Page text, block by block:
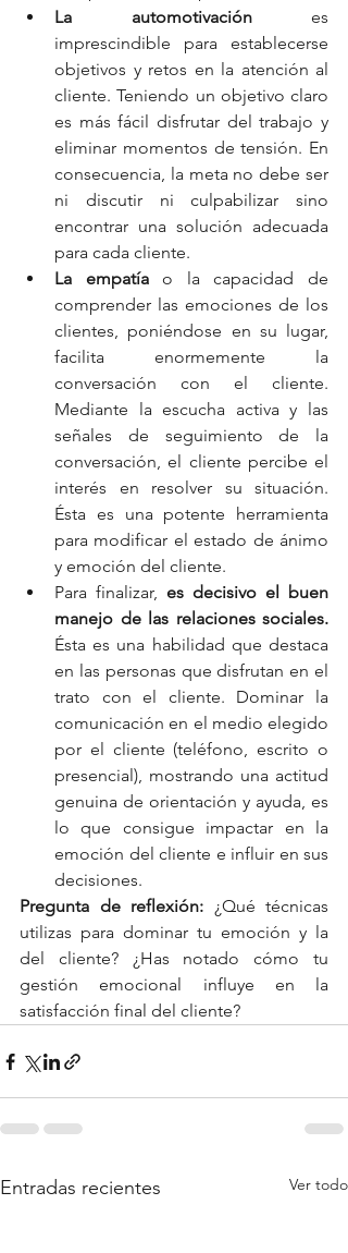
La automotivación es
imprescindible para establecerse
objetivos y retos en la atención al
cliente. Teniendo un objetivo claro
es más fácil disfrutar del trabajo y
eliminar momentos de tensión. En
consecuencia, la meta no debe ser
ni discutir ni culpabilizar sino
encontrar una solución adecuada
para cada cliente.
La empatía o la capacidad de
comprender las emociones de los
clientes, poniéndose en su lugar,
facilita enormemente la
conversación con el cliente.
Mediante la escucha activa y las
señales de seguimiento de la
conversación, el cliente percibe el
interés en resolver su situación.
Ésta es una potente herramienta
para modificar el estado de ánimo
y emoción del cliente.
Para finalizar, es decisivo el buen
manejo de las relaciones sociales.
Ésta es una habilidad que destaca
en las personas que disfrutan en el
trato con el cliente. Dominar la
comunicación en el medio elegido
por el cliente (teléfono, escrito o
presencial), mostrando una actitud
genuina de orientación y ayuda, es
lo que consigue impactar en la
emoción del cliente e influir en sus
decisiones.
Pregunta de reflexión: ¿Qué técnicas
utilizas para dominar tu emoción y la
del cliente? ¿Has notado cómo tu
gestión emocional influye en la
satisfacción final del cliente?
Entradas recientes Ver todo